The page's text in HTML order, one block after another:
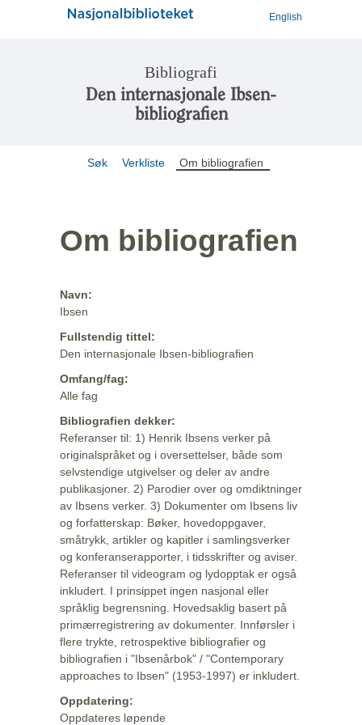
English
Bibliografi
Den internasjonale Ibsen-
bibliografien
Søk Verkliste Om bibliografien
Om bibliografien
Navn:
Ibsen
Fullstendig tittel:
Den internasjonale Ibsen-bibliografien
Omfang/fag:
Alle fag
Bibliografien dekker:
Referanser til: 1) Henrik Ibsens verker på
originalspråket og i oversettelser, både som
selvstendige utgivelser og deler av andre
publikasjoner. 2) Parodier over og omdiktninger
av Ibsens verker. 3) Dokumenter om Ibsens liv
og forfatterskap: Bøker, hovedoppgaver,
småtrykk, artikler og kapitler i samlingsverker
og konferanserapporter, i tidsskrifter og aviser.
Referanser til videogram og lydopptak er også
inkludert. I prinsippet ingen nasjonal eller
språklig begrensning. Hovedsaklig basert på
primærregistrering av dokumenter. Innførsler i
flere trykte, retrospektive bibliografier og
bibliografien i "Ibsenårbok" / "Contemporary
approaches to Ibsen" (1953-1997) er inkludert.
Oppdatering:
Oppdateres løpende